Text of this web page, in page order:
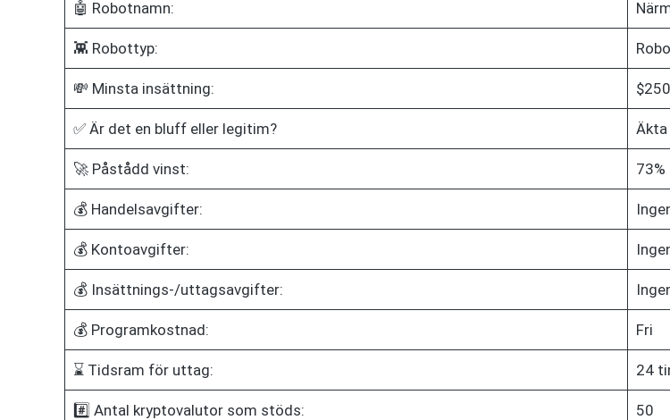
🤖 Robotnamn:
👾 Robottyp:
💸 Minsta insättning: $250
✅ Är det en bluff eller legitim? Äkta
🚀 Påstådd vinst: 73%
💰 Handelsavgifter:
💰 Kontoavgifter:
💰 Insättnings-/uttagsavgifter:
💰 Programkostnad: Fri
⌛ Tidsram för uttag: 24
#️⃣ Antal kryptovalutor som stöds: 50